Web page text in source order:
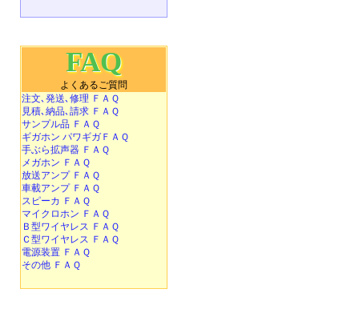
FAQ
よくあるご質問
注文､発送､修理 ＦＡＱ
見積､納品､請求 ＦＡＱ
サンプル品 ＦＡＱ
ギガホン パワギガＦＡＱ
手ぶら拡声器 ＦＡＱ
メガホン ＦＡＱ
放送アンプ ＦＡＱ
車載アンプ ＦＡＱ
スピーカ ＦＡＱ
マイクロホン ＦＡＱ
Ｂ型ワイヤレス ＦＡＱ
Ｃ型ワイヤレス ＦＡＱ
電源装置 ＦＡＱ
その他 ＦＡＱ